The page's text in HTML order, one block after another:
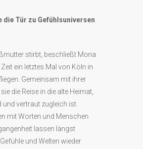
die Tür zu Gefühlsuniversen
stirbt, beschließt Mona
ein letztes Mal von Köln in
Gemeinsam mit ihrer
die Reise in die alte Heimat,
und vertraut zugleich ist.
mit Worten und Menschen
lassen längst
und Welten wieder